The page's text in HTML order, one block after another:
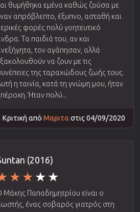
θυμήθηκα εμένα καθώς ζούσα με
απρόβλεπτο, έξυπνο, ασταθή και
φορές πολύ γοητευτικό
Τα παιδιά του, αν και
τον αγάπησαν, αλλά
να ζουν με τις
της ταραχώδους ζωής τους.
η ταινία, κατά τη γνώμη μου, ήταν
Ήταν πολύ...
Κριτική από Μαριτα στις 04/09/2020
(2016)
Μάκης Παπαδημητρίου είναι ο
ένας σοβαρός γιατρός στη